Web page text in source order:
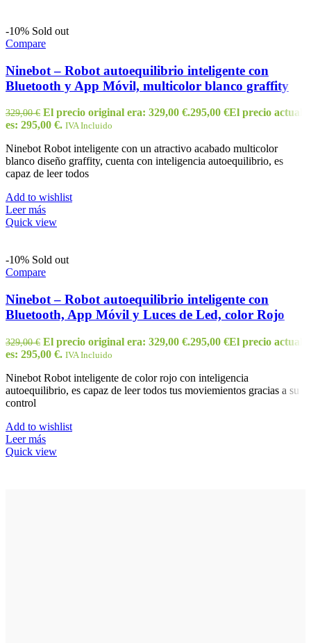
-10% Sold out
Compare
Ninebot – Robot autoequilibrio inteligente con
Bluetooth y App Móvil, multicolor blanco graffity
329,00€ El precio original era: 329,00 €.295,00 €El precio actual
es: 295,00 €. IVA Incluido
Ninebot Robot inteligente con un atractivo acabado multicolor
blanco diseño graffity, cuenta con inteligencia autoequilibrio, es
capaz de leer todos
Add to wishlist
Leer más
Quick view
-10% Sold out
Compare
Ninebot – Robot autoequilibrio inteligente con
Bluetooth, App Móvil y Luces de Led, color Rojo
329,00€ El precio original era: 329,00 €.295,00 €El precio actual
es: 295,00 €. IVA Incluido
Ninebot Robot inteligente de color rojo con inteligencia
autoequilibrio, es capaz de leer todos tus moviemientos gracias a su
control
Add to wishlist
Leer más
Quick view